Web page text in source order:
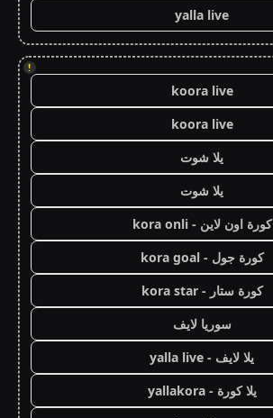
yalla live
!
koora live
koora live
يلا شوت
يلا شوت
كورة اون لاين - kora onli
كورة جول - kora goal
كورة ستار - kora star
سوريا لايف
يلا لايف - yalla live
يلا كورة - yallakora